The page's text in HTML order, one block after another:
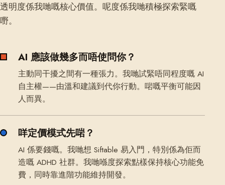
透明度係我哋嘅核心價值。呢度係我哋積極探索緊嘅
嘢。
AI 應該做幾多而唔使問你？
主動同干擾之間有一種張力。我哋試緊唔同程度嘅 AI
自主權——由溫和建議到代你行動。啱嘅平衡可能因
人而異。
咩定價模式先啱？
AI 係要錢嘅。我哋想 Siftable 易入門，特別係為佢而
造嘅 ADHD 社群。我哋喺度探索點樣保持核心功能免
費，同時靠進階功能維持開發。